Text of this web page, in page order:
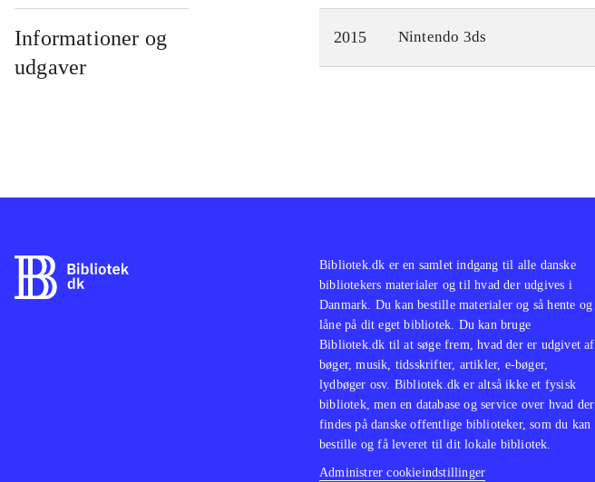
Informationer og
udgaver
2015 Nintendo 3ds
Bibliotek.dk er en samlet indgang til alle danske
bibliotekers materialer og til hvad der udgives i
Danmark. Du kan bestille materialer og så hente og
låne på dit eget bibliotek. Du kan bruge
Bibliotek.dk til at søge frem, hvad der er udgivet af
bøger, musik, tidsskrifter, artikler, e-bøger,
lydbøger osv. Bibliotek.dk er altså ikke et fysisk
bibliotek, men en database og service over hvad der
findes på danske offentlige biblioteker, som du kan
bestille og få leveret til dit lokale bibliotek.
Administrer cookieindstillinger